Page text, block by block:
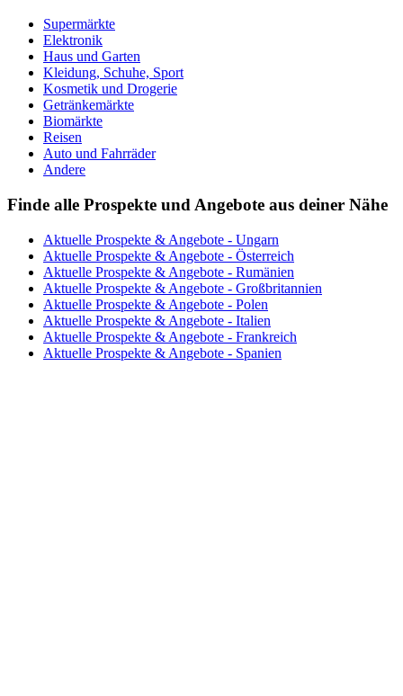
Supermärkte
Elektronik
Haus und Garten
Kleidung, Schuhe, Sport
Kosmetik und Drogerie
Getränkemärkte
Biomärkte
Reisen
Auto und Fahrräder
Andere
Finde alle Prospekte und Angebote aus deiner Nähe
Aktuelle Prospekte & Angebote - Ungarn
Aktuelle Prospekte & Angebote - Österreich
Aktuelle Prospekte & Angebote - Rumänien
Aktuelle Prospekte & Angebote - Großbritannien
Aktuelle Prospekte & Angebote - Polen
Aktuelle Prospekte & Angebote - Italien
Aktuelle Prospekte & Angebote - Frankreich
Aktuelle Prospekte & Angebote - Spanien